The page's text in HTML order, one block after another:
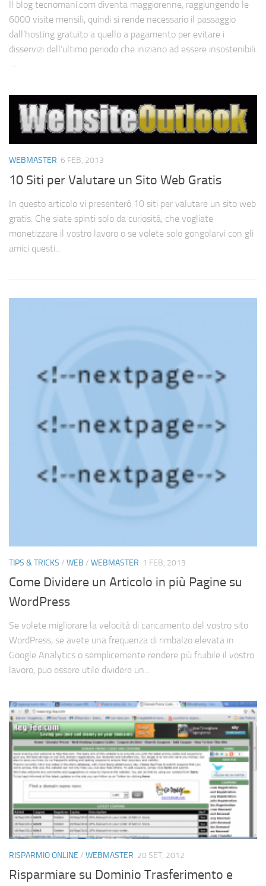
Il blog tecnomani.com diventa maggiorenne, raggiungendo le
6000 visite mensili, quindi si rende necessario il passaggio
dall’hosting gratuito a quello a pagamento per evitare i
disservizi dell’ultimo periodo che iniziano ad essere insostenibili.
...
WEBMASTER 6 FEB, 2013
10 Siti per Valutare un Sito Web Gratis
In questo articolo vi presenterò 10 siti per valutare un sito web
gratis. Che siate spinti solo da curiosità, che vogliate
monetizzare il vostro lavoro o se volete solo gongolarvi con gli
amici questi...
TIPS & TRICKS / WEB / WEBMASTER 1 FEB, 2013
Come Dividere un Articolo in più Pagine su
WordPress
Se volete migliorare la velocità di caricamento del vostro sito
WordPress, se avete una frequenza di rimbalzo elevata in
Google Analytics o semplicemente rendere più fruibile il vostro
lavoro, puo essere utile dividere un...
RISPARMIO ONLINE / WEBMASTER 20 SET, 2012
Risparmiare su Dominio Trasferimento e